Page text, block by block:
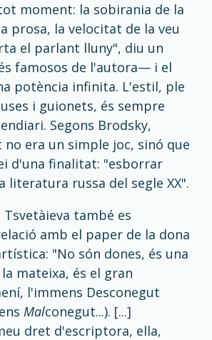
moment: la sobirania de la
prosa, la velocitat de la veu
el parlant lluny", diu un
famosos de l'autora— i el
potència infinita. L'estil, ple
i guionets, és sempre
Segons Brodsky,
era un simple joc, sinó que
d'una finalitat: "esborrar
literatura russa del segle XX".
també es
amb el paper de la dona
"No són dones, és una
mateixa, és el gran
l'immens Desconegut
Malconegut...). [...]
dret d'escriptora, ella,